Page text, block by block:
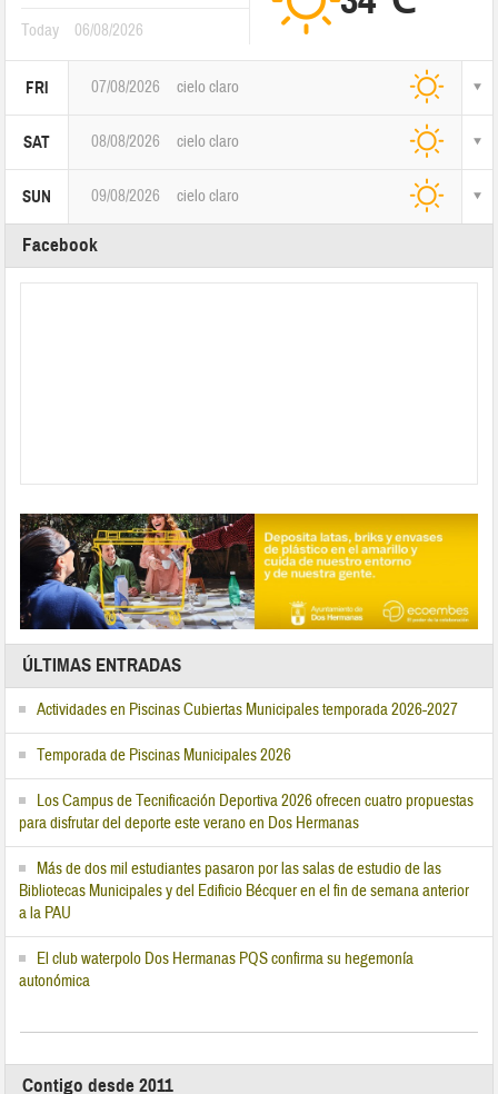
Today 06/08/2026
FRI 07/08/2026 cielo claro
SAT 08/08/2026 cielo claro
SUN 09/08/2026 cielo claro
Facebook
ÚLTIMAS ENTRADAS
Actividades en Piscinas Cubiertas Municipales temporada 2026-2027
Temporada de Piscinas Municipales 2026
Los Campus de Tecnificación Deportiva 2026 ofrecen cuatro propuestas
para disfrutar del deporte este verano en Dos Hermanas
Más de dos mil estudiantes pasaron por las salas de estudio de las
Bibliotecas Municipales y del Edificio Bécquer en el fin de semana anterior
a la PAU
El club waterpolo Dos Hermanas PQS confirma su hegemonía
autonómica
Contigo desde 2011